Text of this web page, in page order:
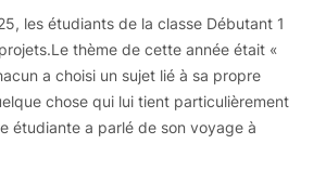
les étudiants de la classe Débutant 1
thème de cette année était «
a choisi un sujet lié à sa propre
chose qui lui tient particulièrement
étudiante a parlé de son voyage à